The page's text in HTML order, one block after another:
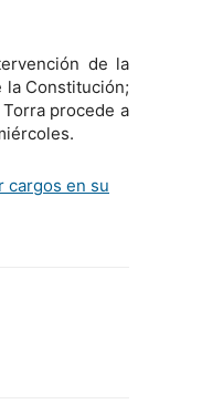
de la
la Constitución;
procede a
cargos en su